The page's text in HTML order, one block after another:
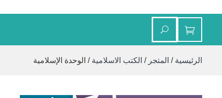
الرئيسية / المتجر / الكتب الاسلامية / الوحدة الإسلامية